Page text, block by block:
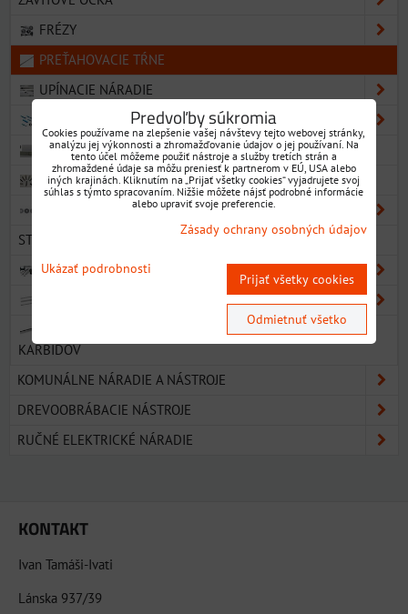
FRÉZY
PREŤAHOVACIE TŔNE
UPÍNACIE NÁRADIE
SÚSTRUŽNÍCKE NOŽE
VRÚBKOVACIE KOLIESKA A DRŽIAKY
DIAMANTOVÉ OROVNÁVAČE
PÍLOVÉ KOTÚČE NA KOV HSS
STROJNÉ PÍLOVÉ LISTY
MERADLÁ A PRÍSLUŠENSTVO
RADECO - POLOTOVARY HSS SÚSTR. NOŽOV
SK - POLOTOVARY TVRDOKOVOVÉ ZO SPEKANÝCH
KARBIDOV
KOMUNÁLNE NÁRADIE A NÁSTROJE
DREVOOBRÁBACIE NÁSTROJE
RUČNÉ ELEKTRICKÉ NÁRADIE
KONTAKT
Ivan Tamáši-Ivati
Lánska 937/39
Predvoľby súkromia
Cookies používame na zlepšenie vašej návštevy tejto webovej stránky,
analýzu jej výkonnosti a zhromažďovanie údajov o jej používaní. Na
tento účel môžeme použiť nástroje a služby tretích strán a
zhromaždené údaje sa môžu preniesť k partnerom v EÚ, USA alebo
iných krajinách. Kliknutím na „Prijať všetky cookies“ vyjadrujete svoj
súhlas s týmto spracovaním. Nižšie môžete nájsť podrobné informácie
alebo upraviť svoje preferencie.
Zásady ochrany osobných údajov
Ukázať podrobnosti
Prijať všetky cookies
Odmietnuť všetko